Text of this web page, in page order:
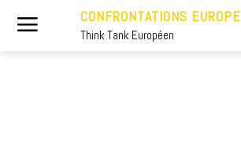
CONFRONTATIONS EUROPE
Think Tank Européen